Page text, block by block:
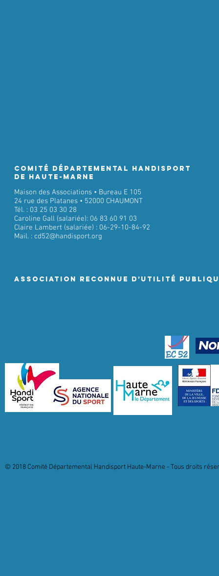
Comité Départemental Handisport
de Haute-Marne
Maison des Associations • Bureau E 105
24 rue des Platanes • 52000 CHAUMONT
Tél. : 03 25 03 30 28
Caroline Gall (salariée): 06 83 60 91 03
Claire Lambert (salariée) : 06-29-10-84-92
Mail. : cd52@handisport.org
ASSociation RECONNUE D’UTILITÉ
© 2018 Comité Départemental Handisport Haute-Marne - Tous droits